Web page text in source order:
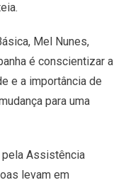
Mel Nunes,
é conscientizar a
e a importância de
para uma
Assistência
levam em